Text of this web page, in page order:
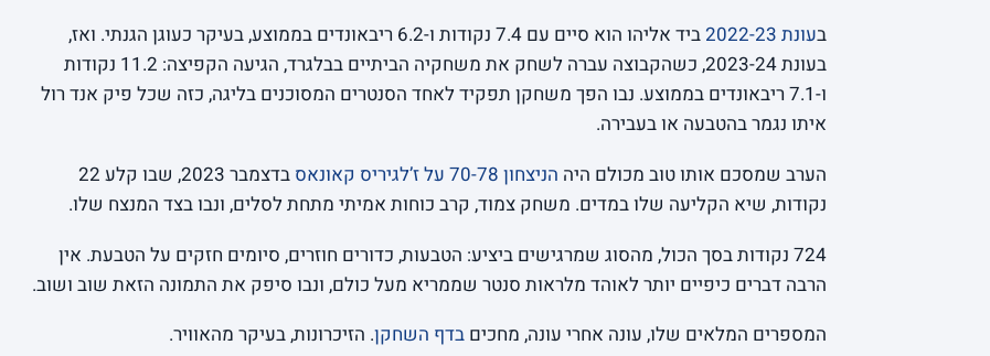
בעונת 2022-23
ביד אליהו הוא סיים עם 7.4 נקודות ו-6.2 ריבאונדים בממוצע, בעיקר כעוגן הגנתי. ואז,
בעונת 2023-24, כשהקבוצה עברה לשחק את משחקיה הביתיים בבלגרד, הגיעה הקפיצה: 11.2 נקודות
ו-7.1 ריבאונדים בממוצע. נבו הפך משחקן תפקיד לאחד הסנטרים המסוכנים בליגה, כזה שכל פיק אנד רול
איתו נגמר בהטבעה או בעבירה.
הערב שמסכם אותו טוב מכולם היה הניצחון 70-78 על ז’לגיריס קאונאס
בדצמבר 2023, שבו קלע 22
נקודות, שיא הקליעה שלו במדים. משחק צמוד, קרב כוחות אמיתי מתחת לסלים, ונבו בצד המנצח שלו.
724 נקודות בסך הכול, מהסוג שמרגישים ביציע: הטבעות, כדורים חוזרים, סיומים חזקים על הטבעת. אין
הרבה דברים כיפיים יותר לאוהד מלראות סנטר שממריא מעל כולם, ונבו סיפק את התמונה הזאת שוב ושוב.
המספרים המלאים שלו, עונה אחרי עונה, מחכים בדף השחקן. הזיכרונות, בעיקר מהאוויר.